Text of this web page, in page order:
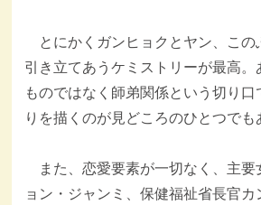
とにかくガンヒョクとヤン、この
引き立てあうケミストリーが最高。
ものではなく師弟関係という切り口
りを描くのが見どころのひとつでも
また、恋愛要素が一切なく、主要
ョン・ジャンミ、保健福祉省長官